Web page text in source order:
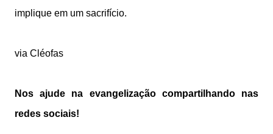
implique em um sacrifício.
via Cléofas
Nos ajude na evangelização compartilhando nas
redes sociais!